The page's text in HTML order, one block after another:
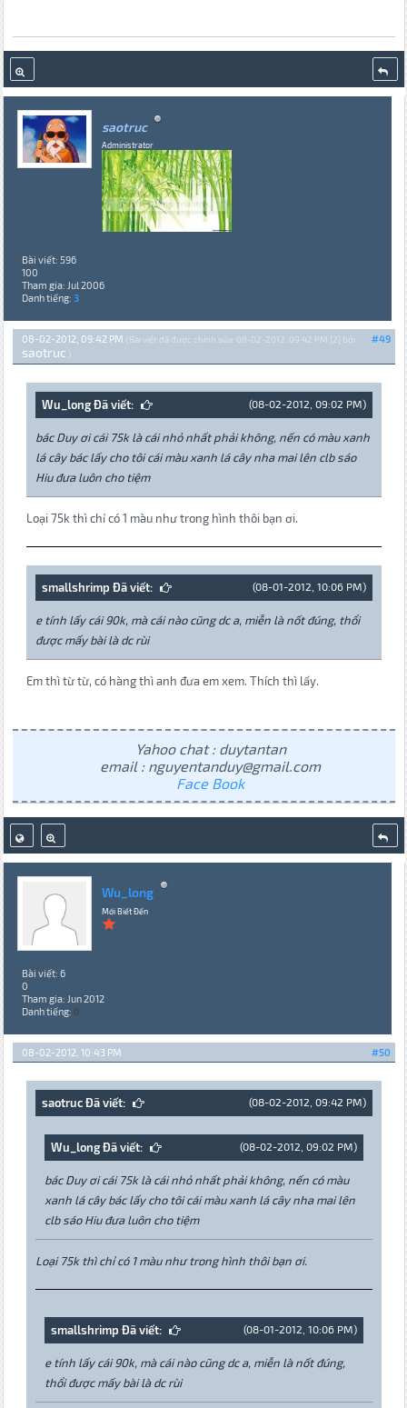
saotruc
Administrator
Bài viết: 596
100
Tham gia: Jul 2006
Danh tiếng: 3
#49
08-02-2012, 09:42 PM (Bài viết đã được chỉnh sửa: 08-02-2012, 09:42 PM {2} bởi
saotruc .)
(08-02-2012, 09:02 PM)
Wu_long Đã viết:
bác Duy ơi cái 75k là cái nhỏ nhất phải không, nến có màu xanh
lá cây bác lấy cho tôi cái màu xanh lá cây nha mai lên clb sáo
Hiu đưa luôn cho tiệm
Loại 75k thì chỉ có 1 màu như trong hình thôi bạn ơi.
(08-01-2012, 10:06 PM)
smallshrimp Đã viết:
e tính lấy cái 90k, mà cái nào cũng dc a, miễn là nốt đúng, thổi
được mấy bài là dc rùi
Em thì từ từ, có hàng thì anh đưa em xem. Thích thì lấy.
Yahoo chat : duytantan
email : nguyentanduy@gmail.com
Face Book
Wu_long
Mới Biết Đến
Bài viết: 6
0
Tham gia: Jun 2012
Danh tiếng: 0
#50
08-02-2012, 10:43 PM
(08-02-2012, 09:42 PM)
saotruc Đã viết:
(08-02-2012, 09:02 PM)
Wu_long Đã viết:
bác Duy ơi cái 75k là cái nhỏ nhất phải không, nến có màu
xanh lá cây bác lấy cho tôi cái màu xanh lá cây nha mai lên
clb sáo Hiu đưa luôn cho tiệm
Loại 75k thì chỉ có 1 màu như trong hình thôi bạn ơi.
(08-01-2012, 10:06 PM)
smallshrimp Đã viết:
e tính lấy cái 90k, mà cái nào cũng dc a, miễn là nốt đúng,
thổi được mấy bài là dc rùi